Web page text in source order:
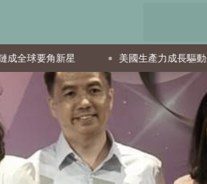
美國生產力成長驅動企業獲利創新高